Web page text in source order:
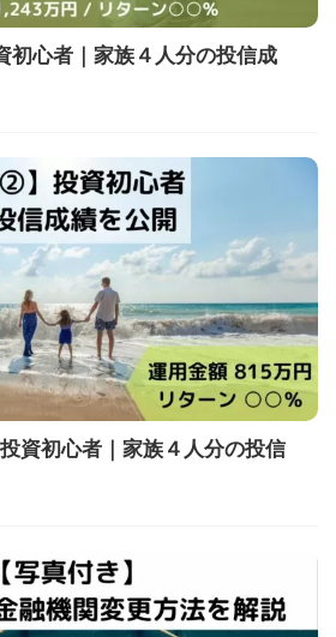
初心者｜家族４人分の投信成
資初心者｜家族４人分の投信